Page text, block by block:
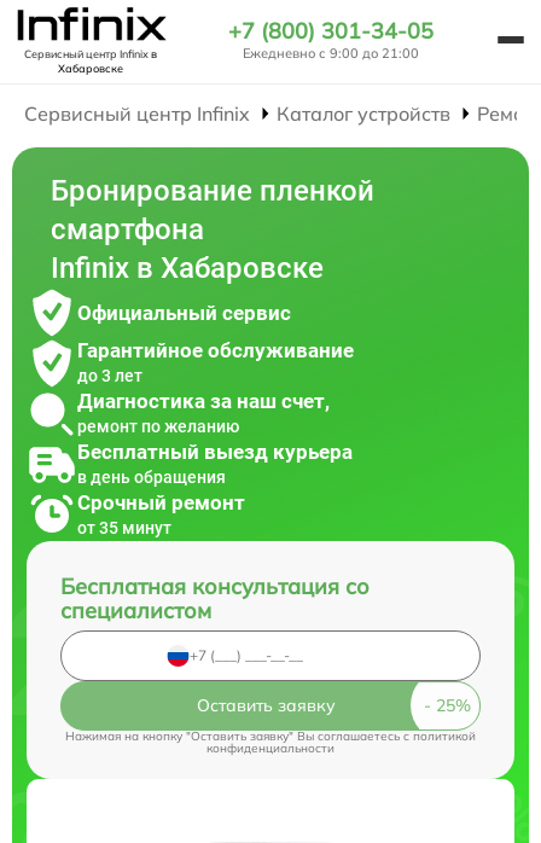
Сервисный центр Infinixв
Хабаровске
+7 (800) 301-34-05
Ежедневно с 9:00 до 21:00
Сервисный центр Infinix Каталог устройств
Бронирование пленкой
смартфона
Infinix в Хабаровске
Официальный сервис
Гарантийное обслуживание
до 3 лет
Диагностика за наш счет,
ремонт по желанию
Бесплатный выезд курьера
в день обращения
Срочный ремонт
от 35 минут
Бесплатная консультация со
специалистом
Оставить заявку
Нажимая на кнопку "Оставить заявку" Вы соглашаетесь cполитикой
конфиденциальности